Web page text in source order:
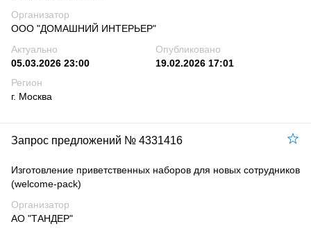
Организатор
ООО "ДОМАШНИЙ ИНТЕРЬЕР"
Актуально
05.03.2026 23:00
Опубликовано
19.02.2026 17:01
Регион
г. Москва
Запрос предложений № 4331416
Изготовление приветственных наборов для новых сотрудников
(welcome-pack)
Организатор
АО "ТАНДЕР"